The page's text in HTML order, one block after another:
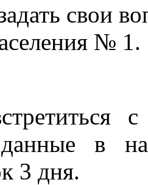
свои
№ 1.
с
в
3 дня.